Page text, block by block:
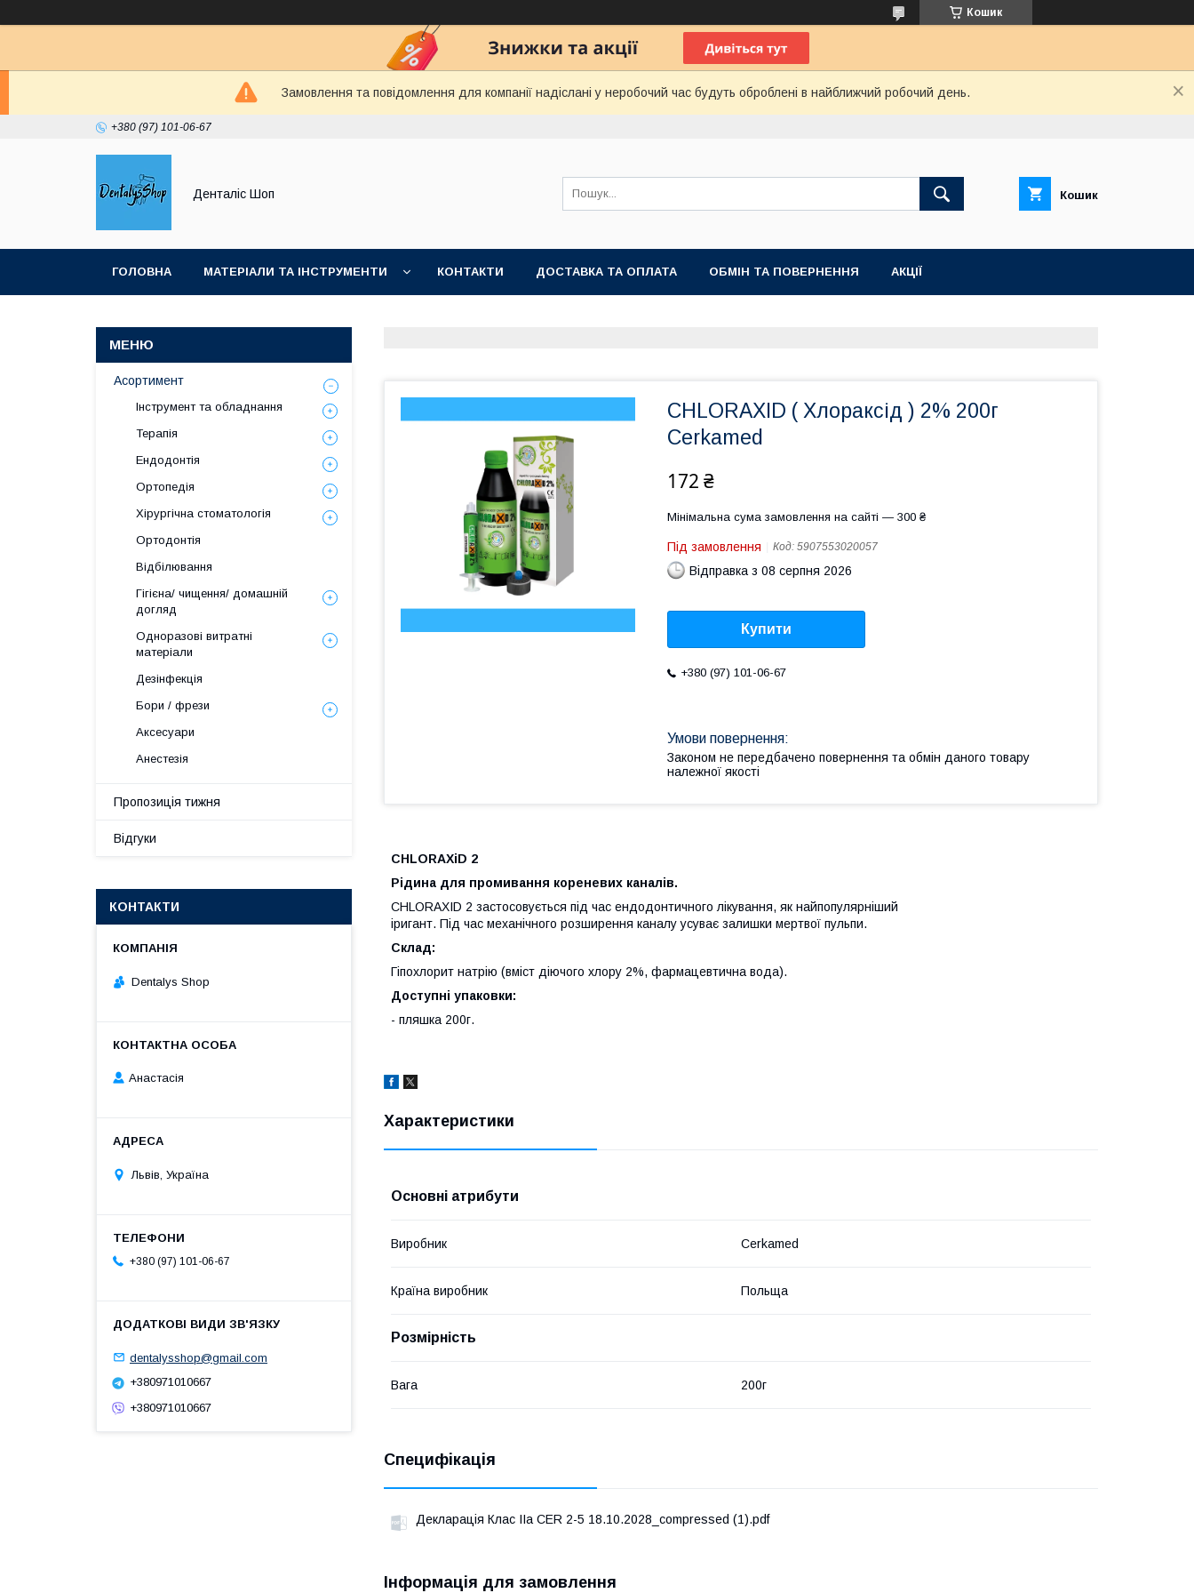
Кошик
Замовлення та повідомлення для компанії надіслані у неробочий час будуть оброблені в найближчий робочий день.
+380 (97) 101-06-67
Денталіс Шоп Кошик
ГОЛОВНА МАТЕРІАЛИ ТА ІНСТРУМЕНТИ КОНТАКТИ ДОСТАВКА ТА ОПЛАТА ОБМІН ТА ПОВЕРНЕННЯ АКЦІЇ
CHLORAXID ( Хлораксід ) 2% 200г
Cerkamed
172 ₴
Мінімальна сума замовлення на сайті — 300 ₴
Під замовлення Код: 5907553020057
Відправка з 08 серпня 2026
Купити
+380 (97) 101-06-67
Законом не передбачено повернення та обмін даного товару
належної якості
CHLORAXiD 2
Рідина для промивання кореневих каналів.
CHLORAXID 2 застосовується під час ендодонтичного лікування, як найпопулярніший
іригант. Під час механічного розширення каналу усуває залишки мертвої пульпи.
Склад:
Гіпохлорит натрію (вміст діючого хлору 2%, фармацевтична вода).
Доступні упаковки:
- пляшка 200г.
Характеристики
Основні атрибути
Виробник Cerkamed
Країна виробник Польща
Розмірність
Вага 200г
Специфікація
Декларація Клас ІІа CER 2-5 18.10.2028_compressed (1).pdf
Інформація для замовлення
Асортимент
Інструмент та обладнання
Терапія
Ендодонтія
Ортопедія
Хірургічна стоматологія
Ортодонтія
Відбілювання
Гігієна/ чищення/ домашній
догляд
Одноразові витратні
матеріали
Дезінфекція
Бори / фрези
Аксесуари
Анестезія
Пропозиція тижня
Відгуки
КОНТАКТИ
Dentalys Shop
Анастасія
Львів, Україна
+380 (97) 101-06-67
dentalysshop@gmail.com
+380971010667
+380971010667